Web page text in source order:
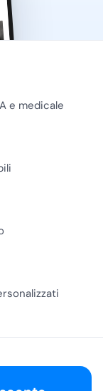
e medicale